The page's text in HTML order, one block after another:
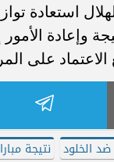
استعادة
وإعادة
على
الخلود نتيجة